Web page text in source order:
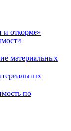
откорме»
материальных
по